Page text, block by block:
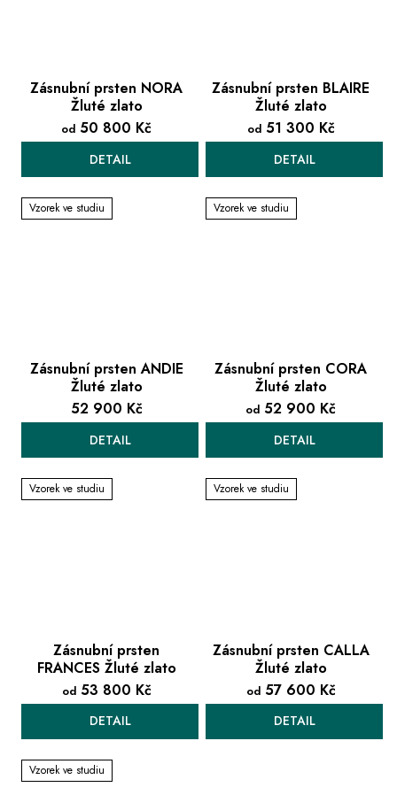
Zásnubní prsten NORA
Žluté zlato
od 50 800 Kč
DETAIL
Zásnubní prsten BLAIRE
Žluté zlato
od51 300 Kč
DETAIL
Vzorek ve studiu
Zásnubní prsten ANDIE
Žluté zlato
52 900 Kč
DETAIL
Vzorek ve studiu
Zásnubní prsten CORA
Žluté zlato
od 52 900 Kč
DETAIL
Vzorek ve studiu
Zásnubní prsten
FRANCES Žluté zlato
od53 800 Kč
DETAIL
Vzorek ve studiu
Zásnubní prsten CALLA
Žluté zlato
od57 600 Kč
DETAIL
Vzorek ve studiu